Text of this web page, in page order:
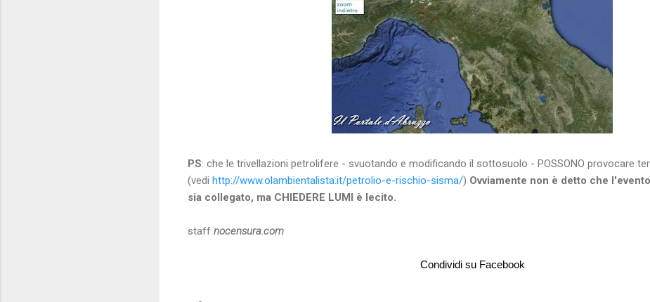
PS: che le trivellazioni petrolifere - svuotando e modificando il sottosuolo - POSSONO provocare
(vedi http://www.olambientalista.it/petrolio-e-rischio-sisma/) Ovviamente non è detto che
sia collegato, ma CHIEDERE LUMI è lecito.
staff nocensura.com
Condividi su Facebook